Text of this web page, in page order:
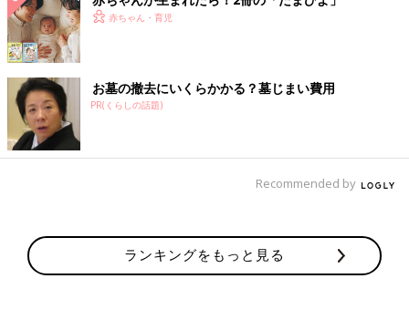
赤ちゃん・育児
お墓の撤去にいくらかかる？墓じまい費用
PR(くらしの話題)
Recommended by
ランキングをもっと見る